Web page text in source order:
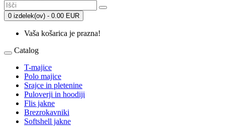
0 izdelek(ov) - 0.00 EUR
Vaša košarica je prazna!
Catalog
T-majice
Polo majice
Srajce in pletenine
Puloverji in hoodiji
Flis jakne
Brezrokavniki
Softshell jakne